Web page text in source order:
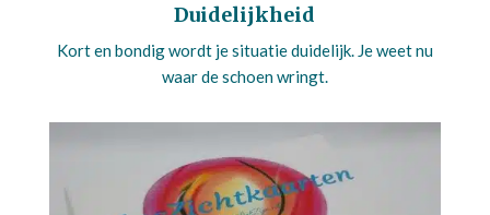
Duidelijkheid
Kort en bondig wordt je situatie duidelijk. Je weet nu
waar de schoen wringt.